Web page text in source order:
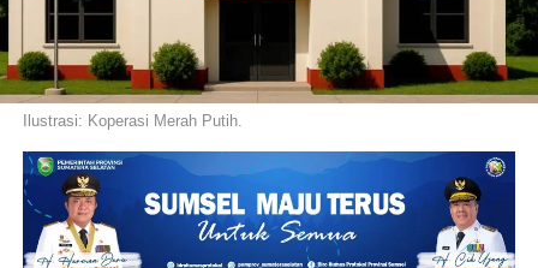
Ilustrasi: Koperasi Merah Putih.